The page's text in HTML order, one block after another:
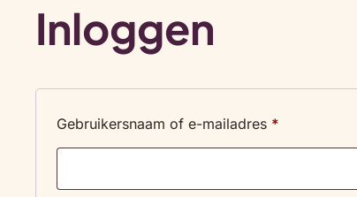
Inloggen
Gebruikersnaam of e-mailadres *